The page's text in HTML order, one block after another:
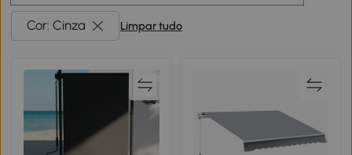
Cor: Cinza Limpar tudo